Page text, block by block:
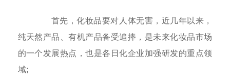
首先，化妆品要对人体无害，近几年以来，
纯天然产品、有机产品备受追捧，是未来化妆品市场
的一个发展热点，也是各日化企业加强研发的重点领
域;